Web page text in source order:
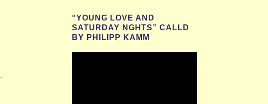
“YOUNG LOVE AND
SATURDAY NGHTS” CALLD
BY PHILIPP KAMM